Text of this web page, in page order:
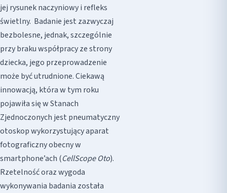
jej rysunek naczyniowy i refleks
świetlny. Badanie jest zazwyczaj
bezbolesne, jednak, szczególnie
przy braku współpracy ze strony
dziecka, jego przeprowadzenie
może być utrudnione. Ciekawą
innowacją, która w tym roku
pojawiła się w Stanach
Zjednoczonych jest pneumatyczny
otoskop wykorzystujący aparat
fotograficzny obecny w
smartphone’ach (CellScope Oto).
Rzetelność oraz wygoda
wykonywania badania została